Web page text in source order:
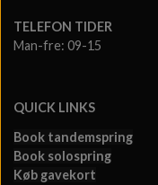
TELEFON TIDER
Man-fre: 09-15
QUICK LINKS
Book tandemspring
Book solospring
Køb gavekort